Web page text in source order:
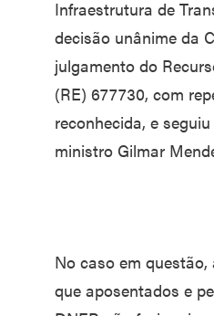
Infraestrutura de
decisão unânime da
julgamento do
(RE) 677730, com
reconhecida, e
ministro Gilmar
No caso em
que aposentados e